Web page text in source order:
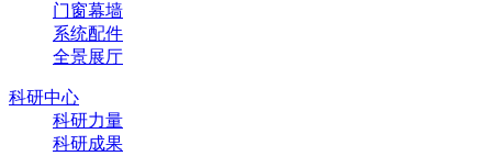
门窗幕墙
系统配件
全景展厅
科研中心
科研力量
科研成果